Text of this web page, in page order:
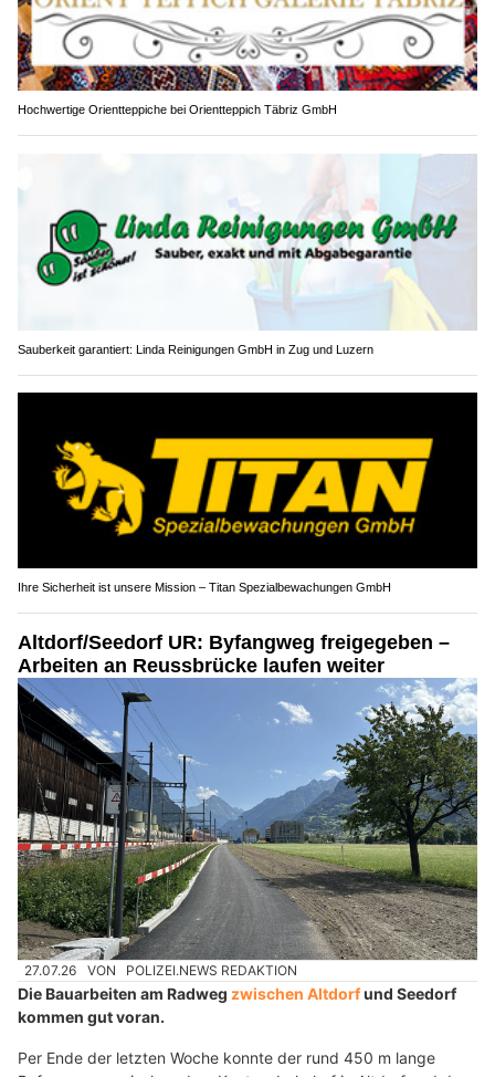
Hochwertige Orientteppiche bei Orientteppich Täbriz GmbH
Sauberkeit garantiert: Linda Reinigungen GmbH in Zug und Luzern
Ihre Sicherheit ist unsere Mission – Titan Spezialbewachungen GmbH
Altdorf/Seedorf UR: Byfangweg freigegeben –
Arbeiten an Reussbrücke laufen weiter
27.07.26 VON POLIZEI.NEWS REDAKTION
Die Bauarbeiten am Radweg zwischen Altdorfund Seedorf
kommen gut voran.
Per Ende der letzten Woche konnte der rund 450 m lange